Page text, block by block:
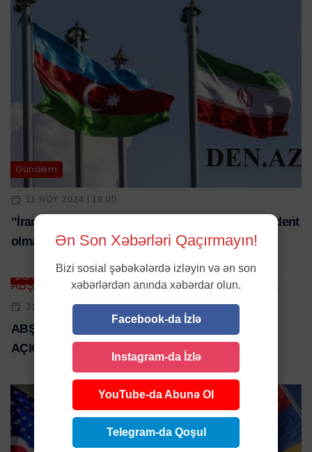
Gündəm
11 NOY 2024 | 19:00
"İran Azərbaycan əlaqələri bu ölkədə kimin prezident
olmasından asılı deyil" - AÇIQLAMA
Dünya
31 IYL 2024 | 09:00
ABŞ Ermənistandan nə tələb edir -İLGİNC
AÇIQLAMA
Ən Son Xəbərləri Qaçırmayın!
Bizi sosial şəbəkələrdə izləyin və ən son
xəbərlərdən anında xəbərdar olun.
Facebook-da İzlə
Instagram-da İzlə
YouTube-da Abunə Ol
Telegram-da Qoşul